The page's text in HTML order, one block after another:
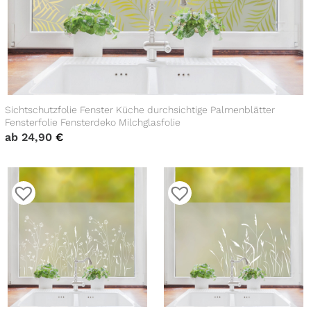
Sichtschutzfolie Fenster Küche durchsichtige Palmenblätter
Fensterfolie Fensterdeko Milchglasfolie
ab 24,90 €